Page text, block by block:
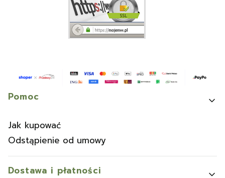
Linki w stopce
Pomoc
Jak kupować
Odstąpienie od umowy
Dostawa i płatności